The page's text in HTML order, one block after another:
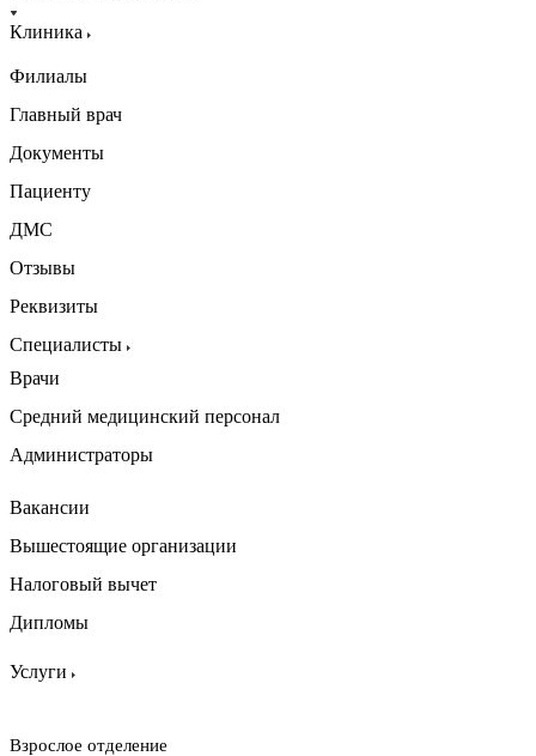
Клиника
Филиалы
Главный врач
Документы
Пациенту
ДМС
Отзывы
Реквизиты
Специалисты
Врачи
Средний медицинский персонал
Администраторы
Вакансии
Вышестоящие организации
Налоговый вычет
Дипломы
Услуги
Взрослое отделение